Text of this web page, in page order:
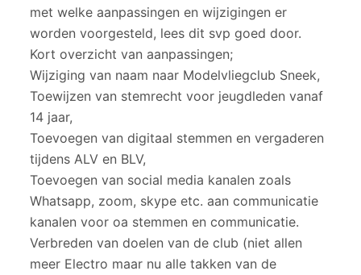
met welke aanpassingen en wijzigingen er
worden voorgesteld, lees dit svp goed door.
Kort overzicht van aanpassingen;
Wijziging van naam naar Modelvliegclub Sneek,
Toewijzen van stemrecht voor jeugdleden vanaf
14 jaar,
Toevoegen van digitaal stemmen en vergaderen
tijdens ALV en BLV,
Toevoegen van social media kanalen zoals
Whatsapp, zoom, skype etc. aan communicatie
kanalen voor oa stemmen en communicatie.
Verbreden van doelen van de club (niet allen
meer Electro maar nu alle takken van de